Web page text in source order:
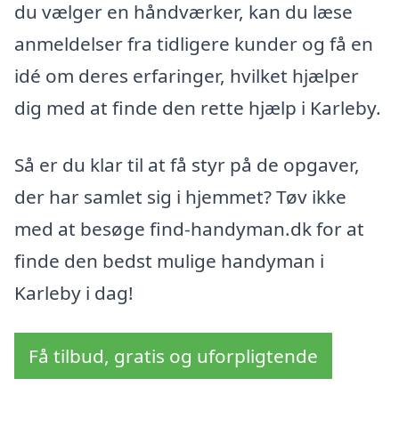
du vælger en håndværker, kan du læse
anmeldelser fra tidligere kunder og få en
idé om deres erfaringer, hvilket hjælper
dig med at finde den rette hjælp i Karleby.
Så er du klar til at få styr på de opgaver,
der har samlet sig i hjemmet? Tøv ikke
med at besøge find-handyman.dk for at
finde den bedst mulige handyman i
Karleby i dag!
Få tilbud, gratis og uforpligtende